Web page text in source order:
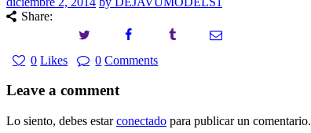
Share:
0 Likes 0 Comments
Leave a comment
Lo siento, debes estarconectado para publicar un comentario.